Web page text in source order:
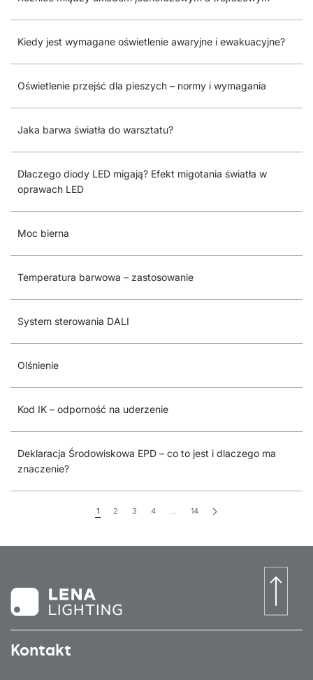
Kiedy jest wymagane oświetlenie awaryjne i ewakuacyjne?
Oświetlenie przejść dla pieszych – normy i wymagania
Jaka barwa światła do warsztatu?
Dlaczego diody LED migają? Efekt migotania światła w
oprawach LED
Moc bierna
Temperatura barwowa – zastosowanie
System sterowania DALI
Olśnienie
Kod IK – odporność na uderzenie
Deklaracja Środowiskowa EPD – co to jest i dlaczego ma
znaczenie?
1 2 3 4 … 14
Kontakt